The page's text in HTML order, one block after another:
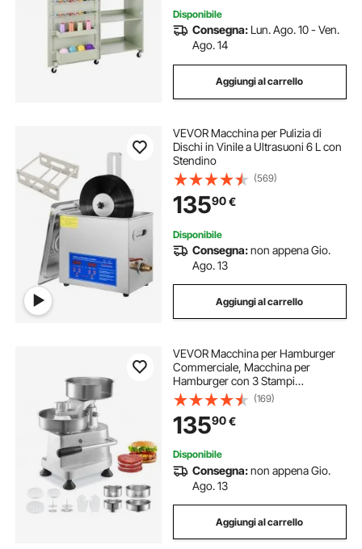
Disponibile
Consegna: Lun. Ago. 10 - Ven.
Ago. 14
Aggiungi al carrello
VEVOR Macchina per Pulizia di
Dischi in Vinile a Ultrasuoni 6 L con
Stendino
(569)
13590€
Disponibile
Consegna:non appena Gio.
Ago. 13
Aggiungi al carrello
VEVOR Macchina per Hamburger
Commerciale, Macchina per
Hamburger con 3 Stampi
Convertibili (4/5/6 pollici), Pressa
per Hamburger in Acciaio Inox per
Formatura Carne 1500 Pezzi di
Carta per Hamburger
(169)
13590€
Disponibile
Consegna:non appena Gio.
Ago. 13
Aggiungi al carrello